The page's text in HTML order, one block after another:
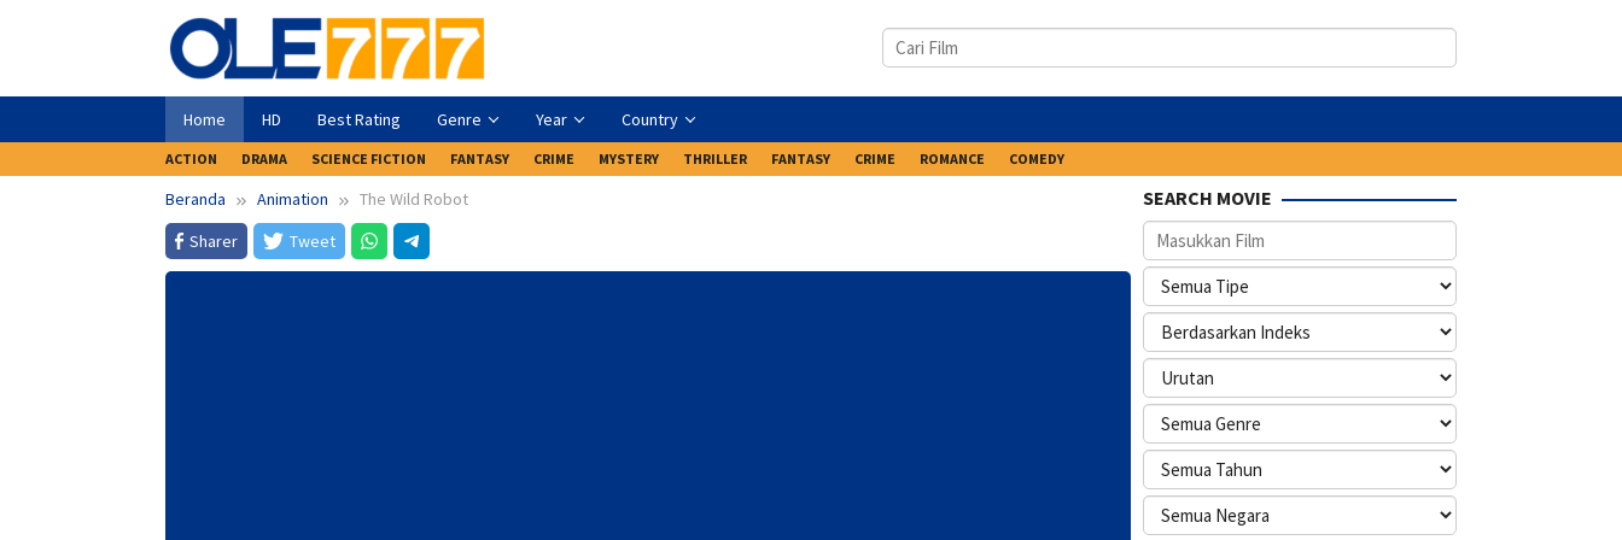
Home HD Best Rating Genre Year Country
ACTION DRAMA SCIENCE FICTION FANTASY CRIME MYSTERY THRILLER FANTASY CRIME ROMANCE COMEDY
Beranda Animation
The Wild Robot
Sharer
Tweet
SEARCH MOVIE